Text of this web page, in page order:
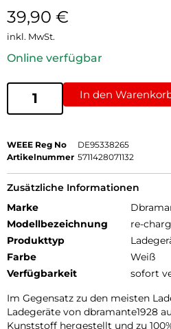
39,90 €
inkl. MwSt.
Online verfügbar
In den
WEEE Reg No
DE95338265
Artikelnummer 5711428071132
Zusätzliche Informationen
Marke
Modellbezeichnung
re-
Produkttyp
Farbe
Weiß
Verfügbarkeit
sofort
Im Gegensatz zu den meisten
Ladegeräte von dbramante1928
Kunststoff hergestellt und zu